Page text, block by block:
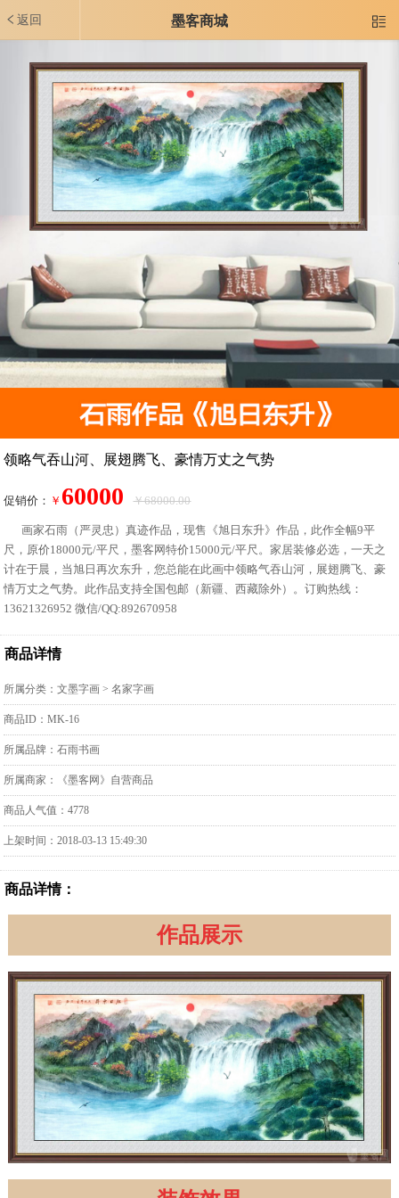
返回 墨客商城 
领略气吞山河、展翅腾飞、豪情万丈之气势
促销价： ￥ 60000 ￥68000.00
画家石雨（严灵忠）真迹作品，现售《旭日东升》作品，此作全幅9平
尺，原价18000元/平尺，墨客网特价15000元/平尺。家居装修必选，一天之
计在于晨，当旭日再次东升，您总能在此画中领略气吞山河，展翅腾飞、豪
情万丈之气势。此作品支持全国包邮（新疆、西藏除外）。订购热线：
13621326952 微信/QQ:892670958
商品详情
所属分类：文墨字画 >名家字画
商品ID：MK-16
所属品牌：石雨书画
所属商家：《墨客网》自营商品
商品人气值：4778
上架时间：2018-03-13 15:49:30
商品详情：
作品展示